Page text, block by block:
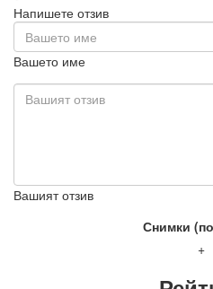
Напишете отзив
Вашето име
Вашият отзив
Снимки
+